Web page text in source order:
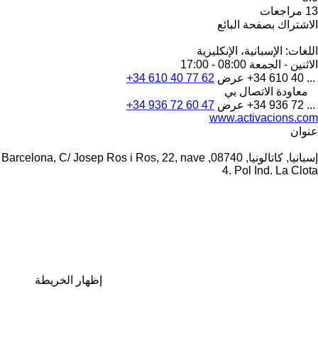
13 مراجعات
الاشتراك بصفحة البائع
اللغات: الإسبانية، الإنكليزية
الاثنين - الجمعة 08:00 - 17:00
+34 610 40 ... عرض +34 610 40 77 62
معاودة الاتصال بي
+34 936 72 ... عرض +34 936 72 60 47
www.activacions.com
عنوان
إسبانيا, كاتالونيا, 08740, Barcelona, C/ Josep Ros i Ros, 22, nave
4. Pol Ind. La Clota
إظهار الخريطة